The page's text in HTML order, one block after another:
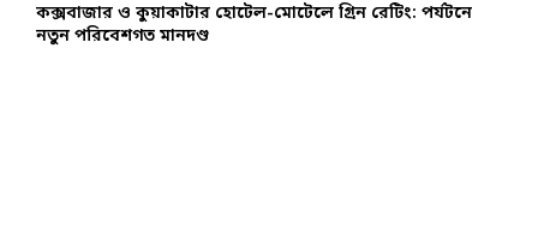
কক্সবাজার ও কুয়াকাটার হোটেল-মোটেলে গ্রিন রেটিং: পর্যটনে
নতুন পরিবেশগত মানদণ্ড